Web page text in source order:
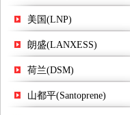
美国(LNP)
朗盛(LANXESS)
荷兰(DSM)
山都平(Santoprene)